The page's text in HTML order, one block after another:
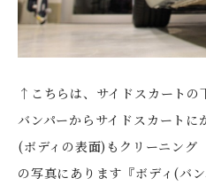
↑こちらは、サイドスカートの
バンパーからサイドスカート
(ボディの表面)もクリーニング
の写真にあります『ボディ(バ